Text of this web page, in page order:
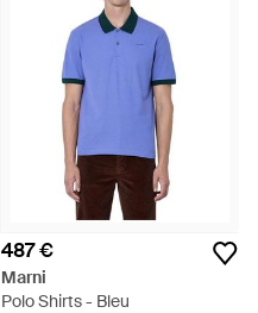
487 €
Marni
Polo Shirts - Bleu